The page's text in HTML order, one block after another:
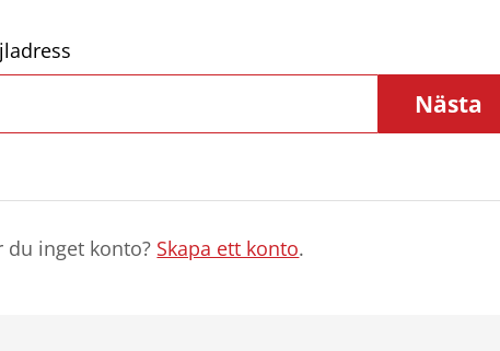
Nästa
du inget konto? Skapa ett konto.